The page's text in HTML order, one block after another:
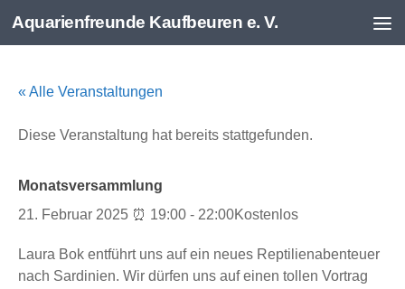
Zum Inhalt springen
Aquarienfreunde Kaufbeuren e. V.
« Alle Veranstaltungen
Diese Veranstaltung hat bereits stattgefunden.
Monatsversammlung
21. Februar 2025 ⏰ 19:00 - 22:00Kostenlos
Laura Bok entführt uns auf ein neues Reptilienabenteuer
nach Sardinien. Wir dürfen uns auf einen tollen Vortrag